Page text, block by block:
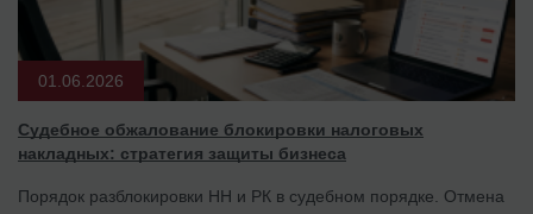
01.06.2026
Судебное обжалование блокировки налоговых
накладных: стратегия защиты бизнеса
Порядок разблокировки НН и РК в судебном порядке. Отмена